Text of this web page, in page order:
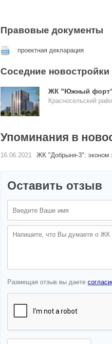
Правовые документы
проектная декларация
Соседние новостройки
ЖК "Южный
Красносельский
Упоминания в
16.06.2021 ЖК "Добрыня-3": эконом
Оставить отзыв
Размещая отзыв вы даете